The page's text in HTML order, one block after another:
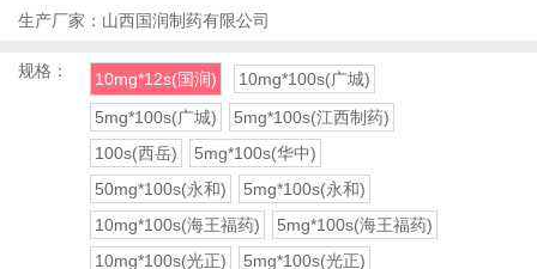
生产厂家： 山西国润制药有限公司
规格： 10mg*12s(国润)
10mg*100s(广城)
5mg*100s(广城)
5mg*100s(江西制药)
100s(西岳)
5mg*100s(华中)
50mg*100s(永和)
5mg*100s(永和)
10mg*100s(海王福药)
5mg*100s(海王福药)
10mg*100s(光正)
5mg*100s(光正)